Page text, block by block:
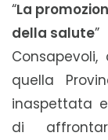
“La
della salute”
quella
inaspettata
di